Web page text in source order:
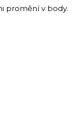
promění v body.